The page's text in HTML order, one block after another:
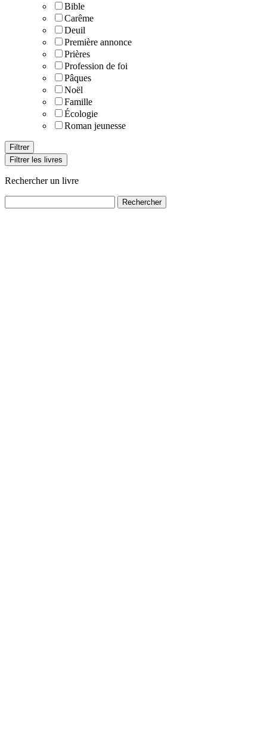
Bible
Carême
Deuil
Première annonce
Prières
Profession de foi
Pâques
Noël
Famille
Écologie
Roman jeunesse
Filtrer les livres
Rechercher un livre